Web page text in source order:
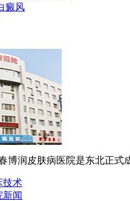
癜风
博润皮肤病医院是东北正式
技术
新闻